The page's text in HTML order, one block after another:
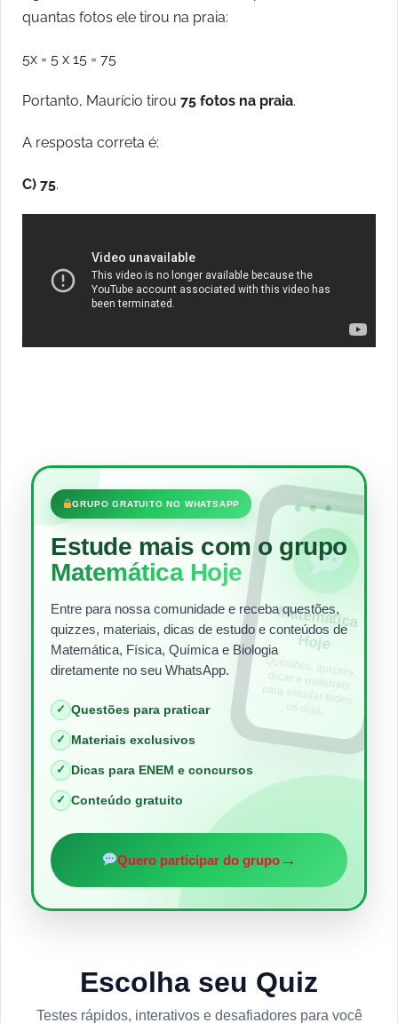
quantas fotos ele tirou na praia:
5x = 5 x 15 = 75
Portanto, Maurício tirou 75 fotos na praia.
A resposta correta é:
C) 75.
•••
GRUPO GRATUITO NO WHATSAPP
Estude mais com o grupo
Matemática Hoje
Entre para nossa comunidade e receba questões,
quizzes, materiais, dicas de estudo e conteúdos de
Matemática, Física, Química e Biologia
diretamente no seu WhatsApp.
✓ Questões para praticar
✓ Materiais exclusivos
✓ Dicas para ENEM e concursos
✓ Conteúdo gratuito
Quero participar do grupo→
Matem
ática
Hoje
Questões, quizzes,
dicas e materiais
para estudar todos
os dias.
Escolha seu Quiz
Testes rápidos, interativos e desafiadores para você